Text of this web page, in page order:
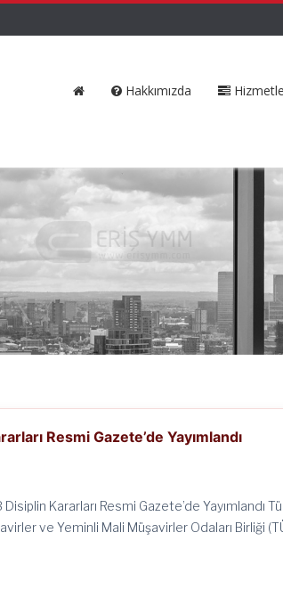
Hakkımızda
Resmi Gazete’de Yayımlandı
Disiplin Kararları Resmi Gazete’de Yayımlandı
ve Yeminli Mali Müşavirler Odaları Birliği